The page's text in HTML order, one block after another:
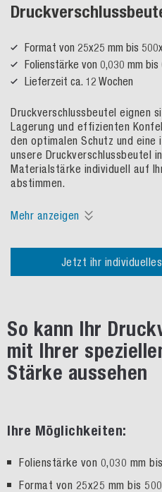
Format von 25x25 mm bis
Folienstärke von 0,030 mm
Lieferzeit ca. 12 Wochen
Druckverschlussbeutel eignen
Lagerung und effizienten
den optimalen Schutz und eine
unsere Druckverschlussbeutel
Materialstärke individuell auf
abstimmen.
Mehr anzeigen
Jetzt ihr
So kann Ihr
mit Ihrer
Stärke aussehen
Ihre Möglichkeiten:
Folienstärke von 0,030 mm
Format von 25x25 mm bis